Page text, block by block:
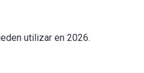
utilizar en 2026.